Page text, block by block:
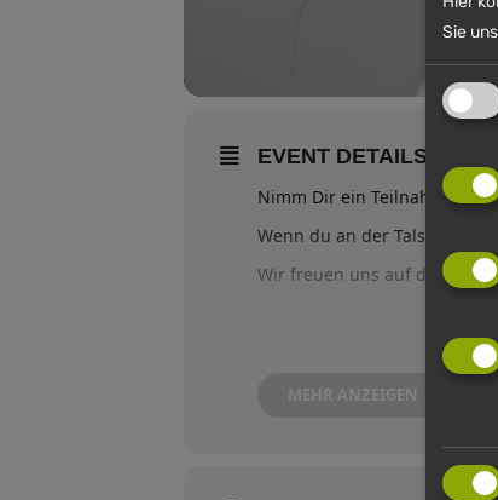
EVENT DETAILS
Nimm Dir ein
Wenn du an der Talstation
Wir freuen uns auf dich.
Sie